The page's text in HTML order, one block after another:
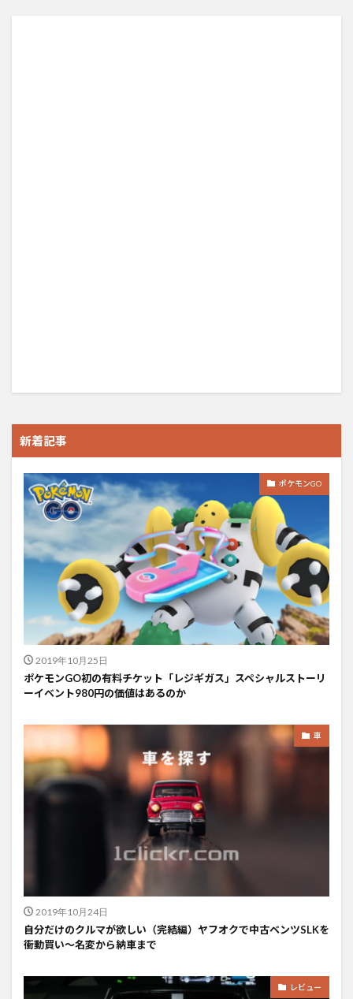
新着記事
ポケモンGO
2019年10月25日
ポケモンGO初の有料チケット「レジギガス」スペシャルストーリ
ーイベント980円の価値はあるのか
車
2019年10月24日
自分だけのクルマが欲しい（完結編）ヤフオクで中古ベンツSLKを
衝動買い〜名変から納車まで
レビュー